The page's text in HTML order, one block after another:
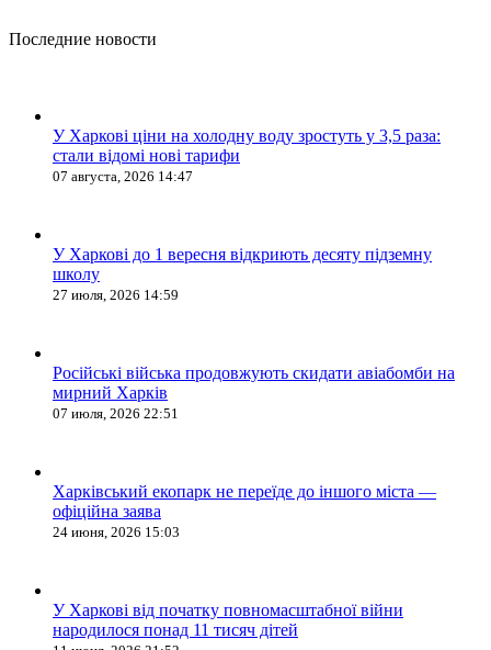
Последние новости
У Харкові ціни на холодну воду зростуть у 3,5 раза:
стали відомі нові тарифи
07 августа, 2026 14:47
У Харкові до 1 вересня відкриють десяту підземну
школу
27 июля, 2026 14:59
Російські війська продовжують скидати авіабомби на
мирний Харків
07 июля, 2026 22:51
Харківський екопарк не переїде до іншого міста —
офіційна заява
24 июня, 2026 15:03
У Харкові від початку повномасштабної війни
народилося понад 11 тисяч дітей